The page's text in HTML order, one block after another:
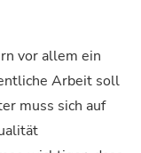
vor allem ein
Arbeit soll
muss sich auf